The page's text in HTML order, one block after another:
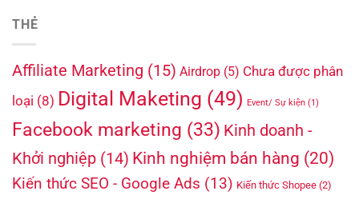
THẺ
Affiliate Marketing (15) Airdrop (5) Chưa được phân
loại (8) Digital Maketing (49) Event/ Sự kiện (1)
Facebook marketing (33) Kinh doanh -
Khởi nghiệp (14) Kinh nghiệm bán hàng (20)
Kiến thức SEO - Google Ads (13) Kiến thức Shopee (2)